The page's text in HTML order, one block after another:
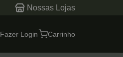
Nossas Lojas
Fazer Login Carrinho